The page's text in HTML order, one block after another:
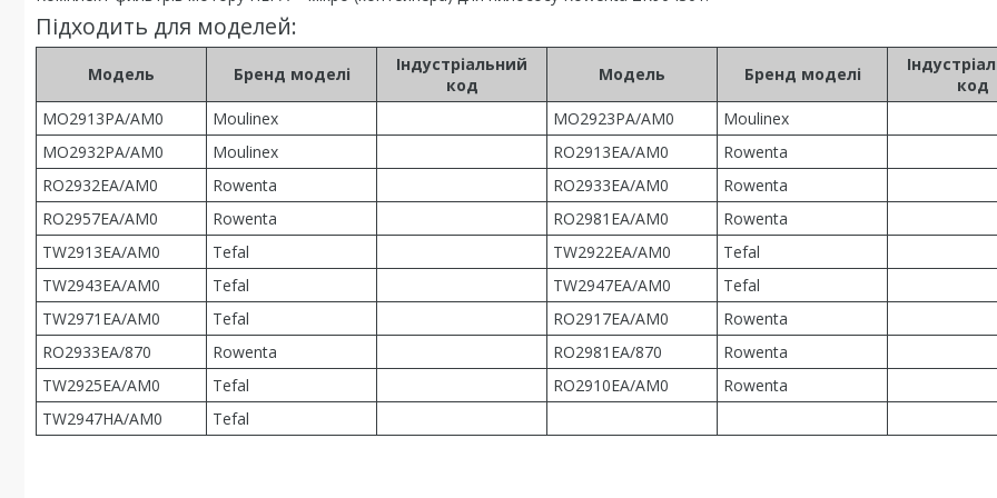
Підходить для моделей:
Модель Бренд моделі
Індустріальний
код
Модель Бренд моделі
код
MO2913PA/AM0
Moulinex MO2923PA/AM0
Moulinex
MO2932PA/AM0
Moulinex RO2913EA/AM0
Rowenta
RO2932EA/AM0
Rowenta RO2933EA/AM0
Rowenta
RO2957EA/AM0
Rowenta RO2981EA/AM0
Rowenta
TW2913EA/AM0
Tefal TW2922EA/AM0
Tefal
TW2943EA/AM0
Tefal TW2947EA/AM0
Tefal
TW2971EA/AM0
Tefal RO2917EA/AM0
Rowenta
RO2933EA/870
Rowenta RO2981EA/870
Rowenta
TW2925EA/AM0
Tefal RO2910EA/AM0
Rowenta
TW2947HA/AM0
Tefal